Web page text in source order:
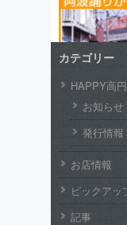
カテゴリー
HAPPY高
お知らせ
発行情報
お店情報
ピックアッ
記事